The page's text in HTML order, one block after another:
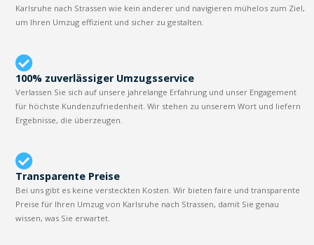
Karlsruhe nach Strassen wie kein anderer und navigieren mühelos zum Ziel,
um Ihren Umzug effizient und sicher zu gestalten.
100% zuverlässiger Umzugsservice
Verlassen Sie sich auf unsere jahrelange Erfahrung und unser Engagement
für höchste Kundenzufriedenheit. Wir stehen zu unserem Wort und liefern
Ergebnisse, die überzeugen.
Transparente Preise
Bei uns gibt es keine versteckten Kosten. Wir bieten faire und transparente
Preise für Ihren Umzug von Karlsruhe nach Strassen, damit Sie genau
wissen, was Sie erwartet.